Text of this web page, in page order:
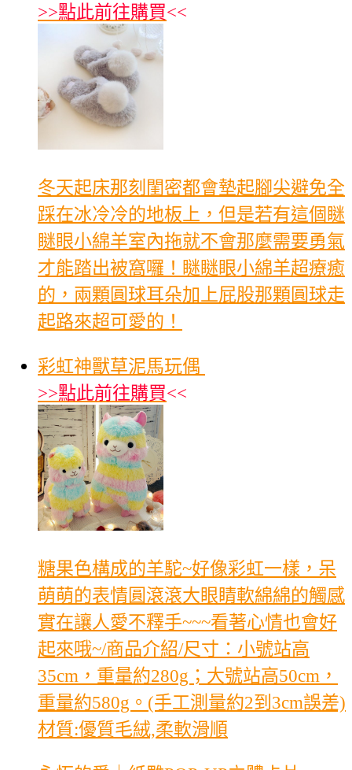
>>點此前往購買<<
冬天起床那刻閨密都會墊起腳尖避免全
踩在冰冷冷的地板上，但是若有這個瞇
瞇眼小綿羊室內拖就不會那麼需要勇氣
才能踏出被窩囉！瞇瞇眼小綿羊超療癒
的，兩顆圓球耳朵加上屁股那顆圓球走
起路來超可愛的！
彩虹神獸草泥馬玩偶
>>點此前往購買<<
糖果色構成的羊駝~好像彩虹一樣，呆
萌萌的表情圓滾滾大眼睛軟綿綿的觸感
實在讓人愛不釋手~~~看著心情也會好
起來哦~/商品介紹/尺寸：小號站高
35cm，重量約280g；大號站高50cm，
重量約580g。(手工測量約2到3cm誤差)
材質:優質毛絨,柔軟滑順